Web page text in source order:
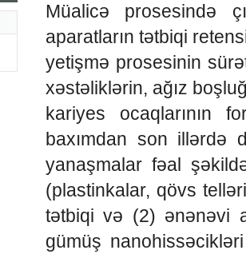
Müalicə prosesində
aparatların tətbiqi
yetişmə prosesinin
xəstəliklərin, ağız
kariyes ocaqlarının
baxımdan son illərdə
yanaşmalar fəal
(plastinkalar, qövs
tətbiqi və (2) ənənəvi
gümüş